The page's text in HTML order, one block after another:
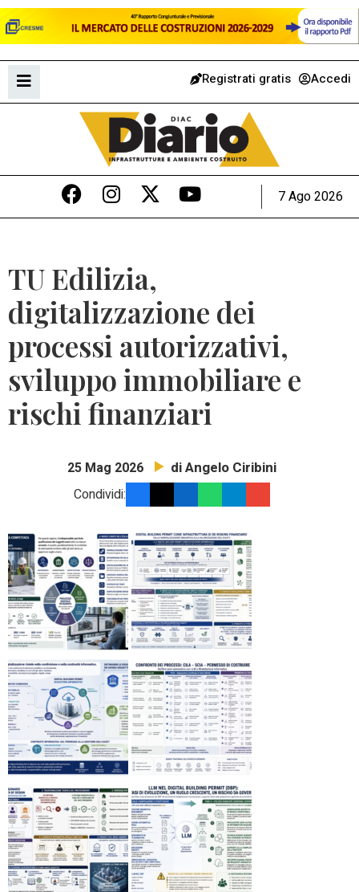
Registrati gratis Accedi
7 Ago 2026
TU Edilizia,
digitalizzazione dei
processi autorizzativi,
sviluppo immobiliare e
rischi finanziari
25 Mag 2026 di Angelo Ciribini
Condividi: